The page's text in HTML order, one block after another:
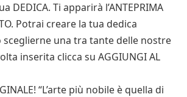
DEDICA. Ti apparirà l’ANTEPRIMA
Potrai creare la tua dedica
sceglierne una tra tante delle nostre
inserita clicca su AGGIUNGI AL
“L’arte più nobile è quella di